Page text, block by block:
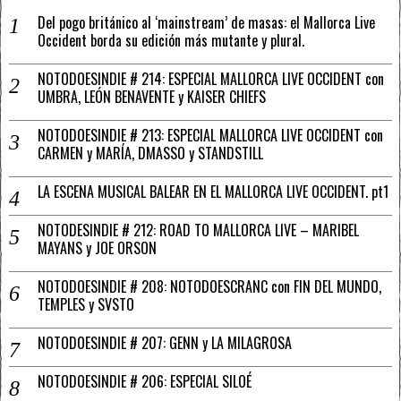
Del pogo británico al ‘mainstream’ de masas: el Mallorca Live
Occident borda su edición más mutante y plural.
NOTODOESINDIE # 214: ESPECIAL MALLORCA LIVE OCCIDENT con
UMBRA, LEÓN BENAVENTE y KAISER CHIEFS
NOTODOESINDIE # 213: ESPECIAL MALLORCA LIVE OCCIDENT con
CARMEN y MARÍA, DMASSO y STANDSTILL
LA ESCENA MUSICAL BALEAR EN EL MALLORCA LIVE OCCIDENT. pt1
NOTODESINDIE # 212: ROAD TO MALLORCA LIVE – MARIBEL
MAYANS y JOE ORSON
NOTODOESINDIE # 208: NOTODOESCRANC con FIN DEL MUNDO,
TEMPLES y SVSTO
NOTODOESINDIE # 207: GENN y LA MILAGROSA
NOTODOESINDIE # 206: ESPECIAL SILOÉ